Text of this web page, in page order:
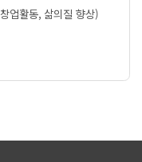
창업활동, 삶의질 향상)